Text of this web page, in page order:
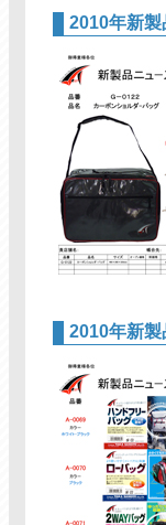
2010年新
2010年新